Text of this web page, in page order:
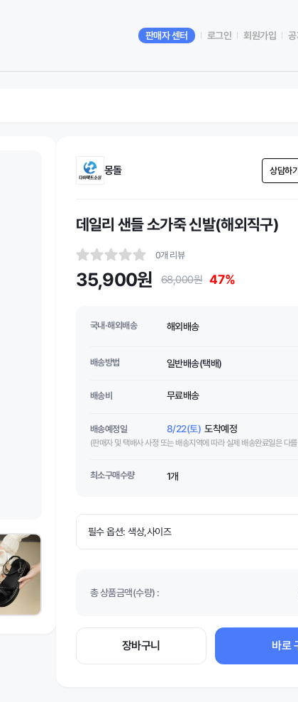
판매자 센터 로그인 회원가입 공
몽돌 상담하
데일리 샌들 소가죽 신발(해외직구)
0개 리뷰
35,900원 68,000원 47%
국내·해외배송 해외배송
배송방법 일반배송(택배)
배송비 무료배송
배송예정일 8/22(토) 도착예정
(판매자 및 택배사 사정 또는 배송지역에 따라 실제 배송완료일은 다
최소구매수량 1개
총 상품금액(수량) :
장바구니 바로